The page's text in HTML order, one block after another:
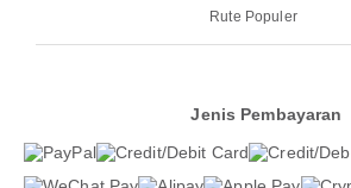
Rute Populer
Jenis Pembayaran